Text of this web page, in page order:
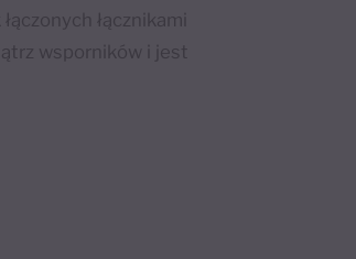
łącznikami
wsporników i jest